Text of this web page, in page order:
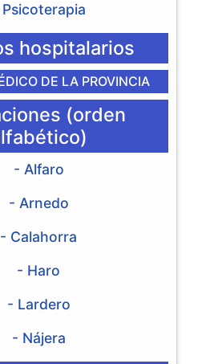
hospitalarios
DE LA PROVINCIA
(orden
- Alfaro
- Arnedo
- Calahorra
- Haro
- Lardero
- Nájera